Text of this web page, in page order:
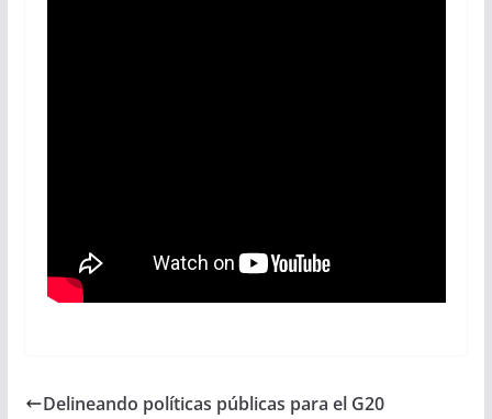
Delineando políticas públicas para el G20